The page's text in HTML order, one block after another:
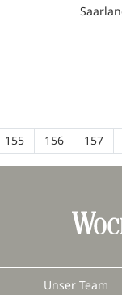
155 156 157
Unser Team